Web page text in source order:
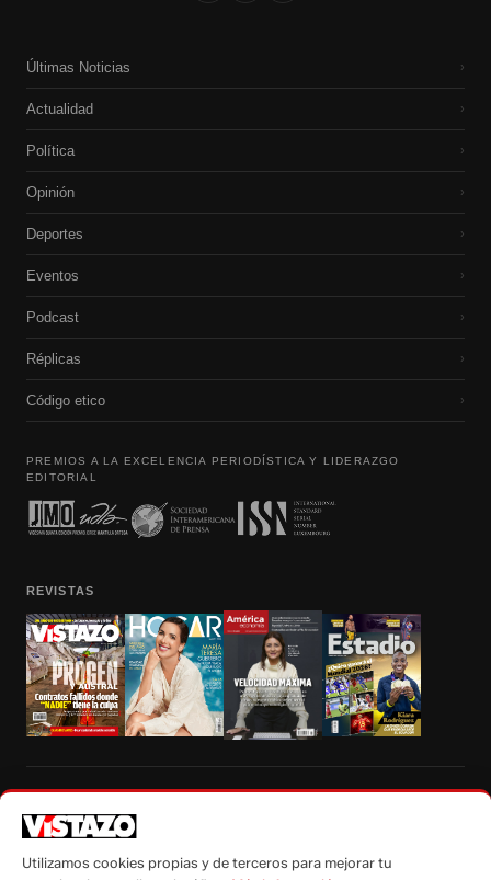
Últimas Noticias ›
Actualidad ›
Política ›
Opinión ›
Deportes ›
Eventos ›
Podcast ›
Réplicas ›
Código etico ›
PREMIOS A LA EXCELENCIA PERIODÍSTICA Y LIDERAZGO
EDITORIAL
REVISTAS
autorización escrita de su titular, de todos los contenidos de Vistazo.com.
Utilizamos cookies propias y de terceros para mejorar tu